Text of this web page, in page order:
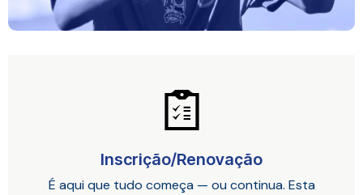
Inscrição/Renovação
É aqui que tudo começa — ou continua. Esta